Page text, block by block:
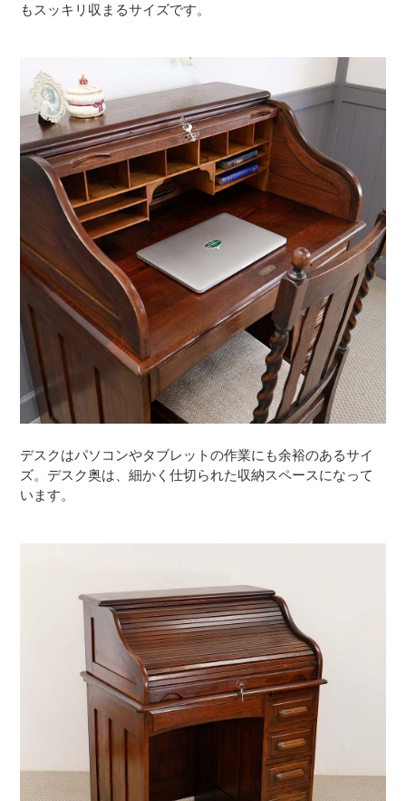
もスッキリ収まるサイズです。
デスクはパソコンやタブレットの作業にも余裕のあるサイ
ズ。デスク奥は、細かく仕切られた収納スペースになって
います。